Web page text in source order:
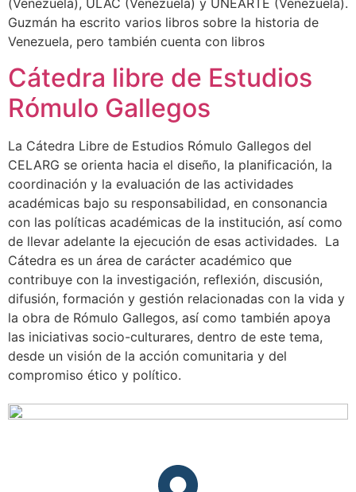
(Venezuela), ULAC (Venezuela) y UNEARTE (Venezuela).
Guzmán ha escrito varios libros sobre la historia de
Venezuela, pero también cuenta con libros
Cátedra libre de Estudios
Rómulo Gallegos
La Cátedra Libre de Estudios Rómulo Gallegos del
CELARG se orienta hacia el diseño, la planificación, la
coordinación y la evaluación de las actividades
académicas bajo su responsabilidad, en consonancia
con las políticas académicas de la institución, así como
de llevar adelante la ejecución de esas actividades. La
Cátedra es un área de carácter académico que
contribuye con la investigación, reflexión, discusión,
difusión, formación y gestión relacionadas con la vida y
la obra de Rómulo Gallegos, así como también apoya
las iniciativas socio-culturares, dentro de este tema,
desde un visión de la acción comunitaria y del
compromiso ético y político.